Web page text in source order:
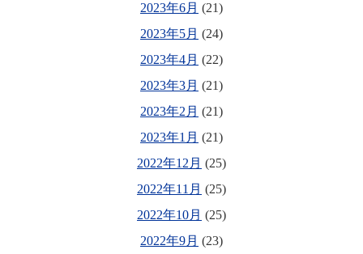
2023年6月 (21)
2023年5月 (24)
2023年4月 (22)
2023年3月 (21)
2023年2月 (21)
2023年1月 (21)
2022年12月 (25)
2022年11月 (25)
2022年10月 (25)
2022年9月 (23)